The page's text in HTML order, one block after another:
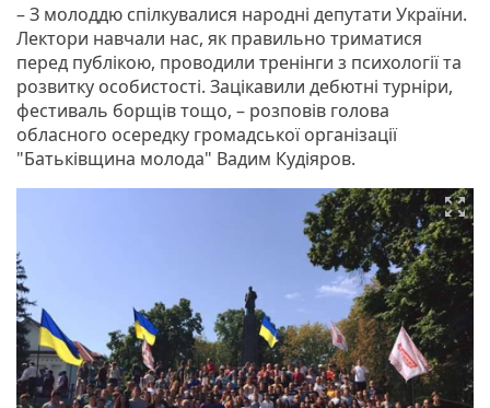
– З молоддю спілкувалися народні депутати України.
Лектори навчали нас, як правильно триматися
перед публікою, проводили тренінги з психології та
розвитку особистості. Зацікавили дебютні турніри,
фестиваль борщів тощо, – розповів голова
обласного осередку громадської організації
"Батьківщина молода" Вадим Кудіяров.
